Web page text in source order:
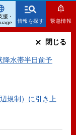
情報を探す 緊急情報
降水帯半日前予
規制）に引き上
閉じる
援・